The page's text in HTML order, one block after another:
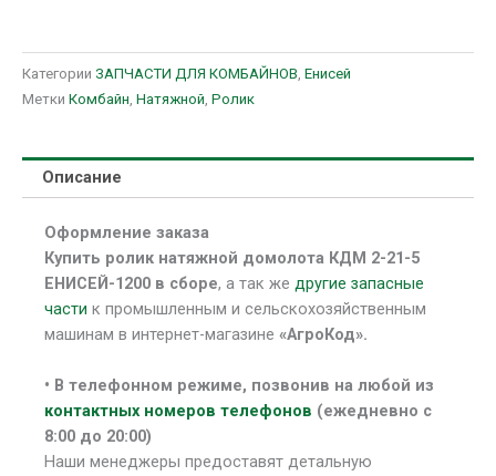
Категории ЗАПЧАСТИ ДЛЯ КОМБАЙНОВ Енисей
Метки Комбайн Натяжной Ролик
Описание
Оформление заказа
Купить ролик натяжной домолота КДМ 2-21-5
ЕНИСЕЙ-1200 в сборе, а так же другие запасные
части к промышленным и сельскохозяйственным
машинам в интернет-магазине «АгроКод».
• В телефонном режиме, позвонив на любой из
контактных номеров телефонов (ежедневно с
8:00 до 20:00)
Наши менеджеры предоставят детальную